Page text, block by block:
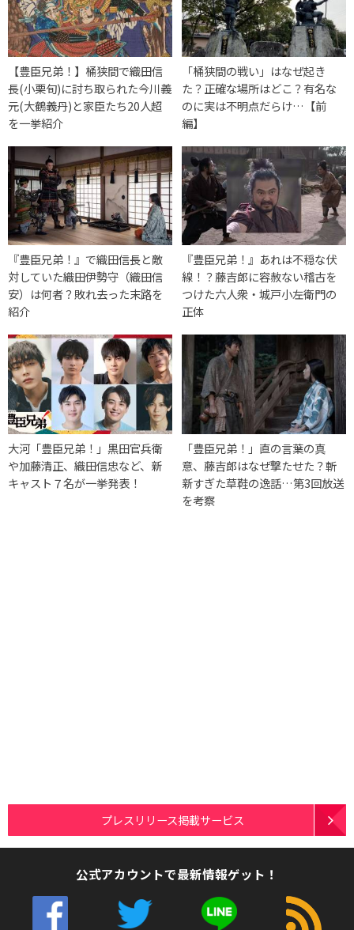
【豊臣兄弟！】桶狭間で織田信
長(小栗旬)に討ち取られた今川義
元(大鶴義丹)と家臣たち20人超
を一挙紹介
「桶狭間の戦い」はなぜ起き
た？正確な場所はどこ？有名な
のに実は不明点だらけ…【前
編】
『豊臣兄弟！』で織田信長と敵
対していた織田伊勢守（織田信
安）は何者？敗れ去った末路を
紹介
『豊臣兄弟！』あれは不穏な伏
線！？藤吉郎に容赦ない稽古を
つけた六人衆・城戸小左衛門の
正体
大河「豊臣兄弟！」黒田官兵衛
や加藤清正、織田信忠など、新
キャスト７名が一挙発表！
「豊臣兄弟！」直の言葉の真
意、藤吉郎はなぜ撃たせた？斬
新すぎた草鞋の逸話…第3回放送
を考察
プレスリリース掲載サービス
公式アカウントで最新情報ゲット！